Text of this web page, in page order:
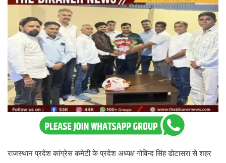
राजस्थान प्रदेश कांग्रेस कमेटी के प्रदेश अध्यक्ष गोविन्द सिंह डोटासरा से शहर